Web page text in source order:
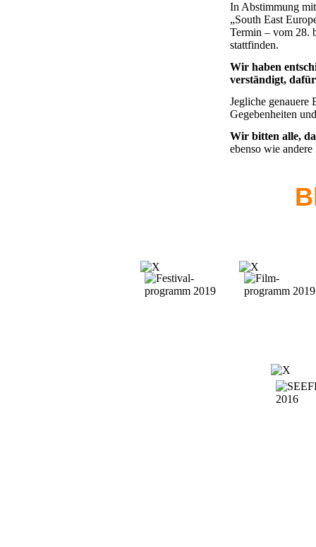
In Abstimmung
„South East
Termin – vom 28.
stattfinden.
Wir haben
verständigt,
Jegliche genauere
Gegebenheiten
Wir bitten alle,
ebenso wie